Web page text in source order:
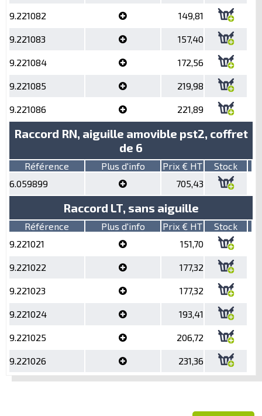
9.221082 149,81
9.221083 157,40
9.221084 172,56
9.221085 219,98
9.221086 221,89
Raccord RN, aiguille amovible pst2, coffret
de 6
Référence Plus d'info Prix € HT
Stock
6.059899
705,43
Raccord LT, sans aiguille
Référence Plus d'info Prix € HT
Stock
9.221021
151,70
9.221022 177,32
9.221023 177,32
9.221024 193,41
9.221025 206,72
9.221026 231,36